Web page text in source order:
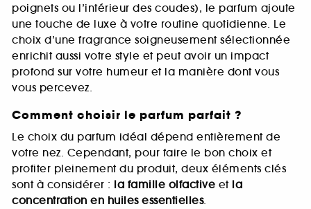
poignets ou l’intérieur des coudes), le parfum ajoute
une touche de luxe à votre routine quotidienne. Le
choix d’une fragrance soigneusement sélectionnée
enrichit aussi votre style et peut avoir un impact
profond sur votre humeur et la manière dont vous
vous percevez.
Comment choisir le parfum parfait ?
Le choix du parfum idéal dépend entièrement de
votre nez. Cependant, pour faire le bon choix et
profiter pleinement du produit, deux éléments clés
sont à considérer : la famille olfactive et la
concentration en huiles essentielles.